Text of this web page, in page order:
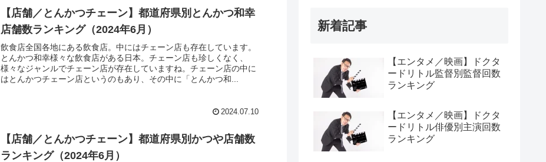
【店舗／とんかつチェーン】都道府県別とんかつ和幸
店舗数ランキング（2024年6月）
飲食店全国各地にある飲食店。中にはチェーン店も存在しています。
とんかつ和幸様々な飲食店がある日本。チェーン店も珍しくなく、
様々なジャンルでチェーン店が存在していますね。チェーン店の中に
はとんかつチェーン店というのもあり、その中に「とんかつ和...
2024.07.10
【店舗／とんかつチェーン】都道府県別かつや店舗数
ランキング（2024年6月）
新着記事
【エンタメ／映画】ドクタ
ードリトル監督別監督回数
ランキング
【エンタメ／映画】ドクタ
ードリトル俳優別主演回数
ランキング